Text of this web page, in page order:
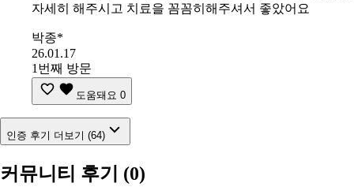
자세히 해주시고 치료을 꼼꼼히해주셔서 좋았어요
박종*
26.01.17
1번째 방문
도움돼요 0
인증 후기 더보기 (64)
커뮤니티 후기 (0)